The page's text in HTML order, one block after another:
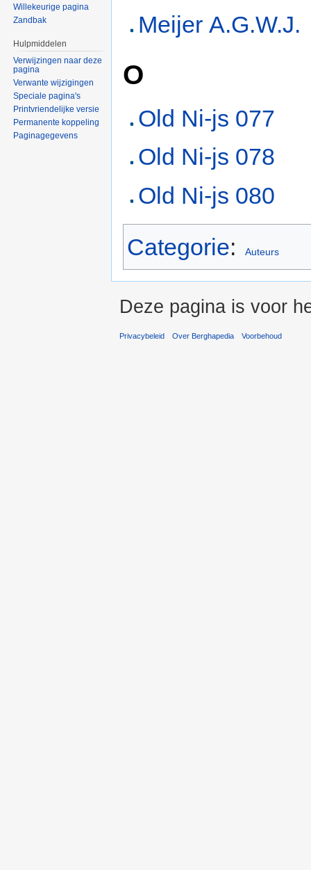
Meijer A.G.W.J.
O
Old Ni-js 077
Old Ni-js 078
Old Ni-js 080
Categorie: Auteurs
Willekeurige pagina
Zandbak
Hulpmiddelen
Verwijzingen naar deze
pagina
Verwante wijzigingen
Speciale pagina's
Printvriendelijke versie
Permanente koppeling
Paginagegevens
Deze pagina is voor
Privacybeleid Over Berghapedia Voorbehoud